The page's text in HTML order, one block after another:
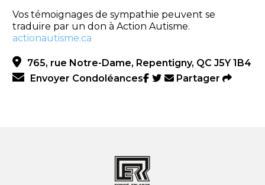
Vos témoignages de sympathie peuvent se
traduire par un don à Action Autisme.
actionautisme.ca
765, rue Notre-Dame, Repentigny, QC J5Y 1B4
Envoyer Condoléances
Partager